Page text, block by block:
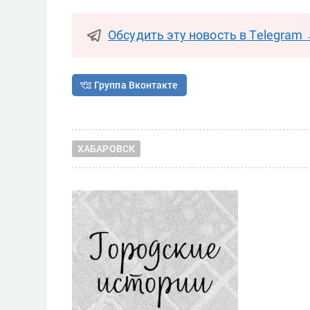
Обсудить эту новость в
Группа Вконтакте
ХАБАРОВСК